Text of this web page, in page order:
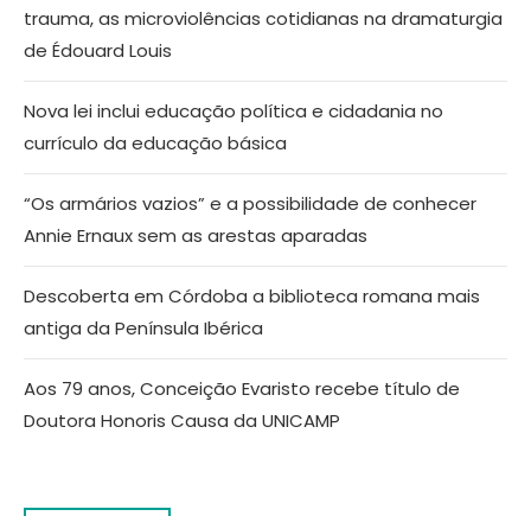
trauma, as microviolências cotidianas na dramaturgia
de Édouard Louis
Nova lei inclui educação política e cidadania no
currículo da educação básica
“Os armários vazios” e a possibilidade de conhecer
Annie Ernaux sem as arestas aparadas
Descoberta em Córdoba a biblioteca romana mais
antiga da Península Ibérica
Aos 79 anos, Conceição Evaristo recebe título de
Doutora Honoris Causa da UNICAMP